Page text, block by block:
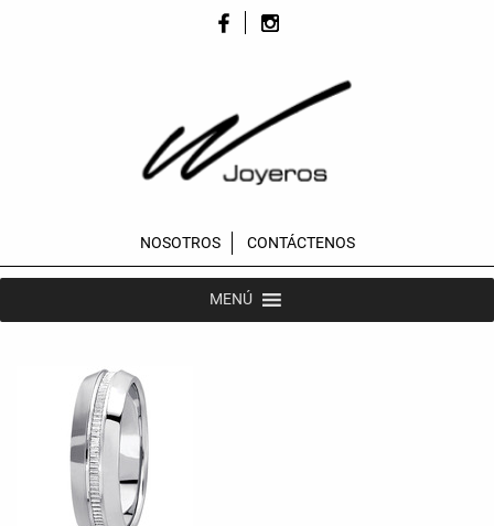
NOSOTROS CONTÁCTENOS
MENÚ